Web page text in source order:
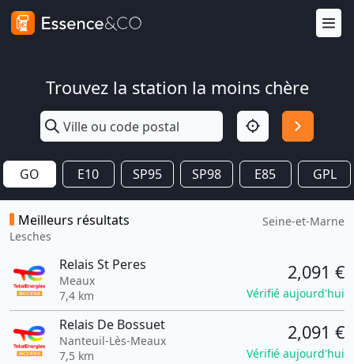
Trouvez la station la moins chère
GO E10 SP95 SP98 E85 GPL
Meilleurs résultats
Lesches
Seine-et-Marne
Relais St Peres
Meaux
7,4 km
2,091 €
Vérifié aujourd'hui
Relais De Bossuet
Nanteuil-Lès-Meaux
7,5 km
2,091 €
Vérifié aujourd'hui